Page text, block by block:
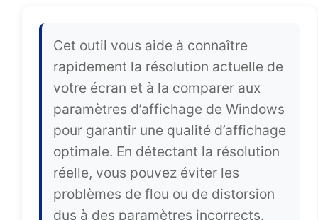
Cet outil vous aide à connaître
rapidement la résolution actuelle de
votre écran et à la comparer aux
paramètres d’affichage de Windows
pour garantir une qualité d’affichage
optimale. En détectant la résolution
réelle, vous pouvez éviter les
problèmes de flou ou de distorsion
dus à des paramètres incorrects.